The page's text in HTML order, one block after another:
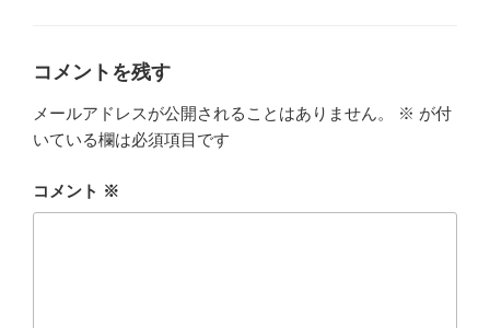
コメントを残す
メールアドレスが公開されることはありません。 ※ が付
いている欄は必須項目です
コメント ※